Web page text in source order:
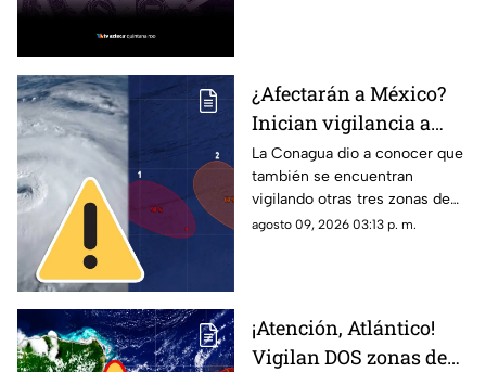
¿Afectarán a México?
Inician vigilancia a
TRES zonas de baja
presión; podrían
desarrollar su
potencial ciclónico
La Conagua dio a conocer que
también se encuentran
vigilando otras tres zonas de
baja presión en el océano
agosto 09, 2026 03:13 p. m.
¡Atención, Atlántico!
Vigilan DOS zonas de